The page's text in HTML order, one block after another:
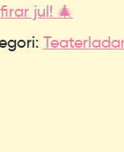
jul! 🎄